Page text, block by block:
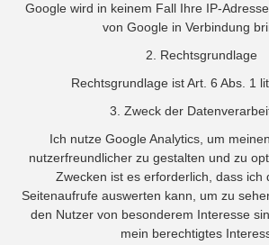
Google wird in keinem Fall Ihre IP-
von Google in Verbindung
2. Rechtsgrundlage
Rechtsgrundlage ist Art. 6 Abs. 1
3. Zweck der
Ich nutze Google Analytics, um
nutzerfreundlicher zu gestalten und zu
Zwecken ist es erforderlich, dass ich
Seitenaufrufe auswerten kann, um zu
den Nutzer von besonderem Interesse
mein berechtigtes